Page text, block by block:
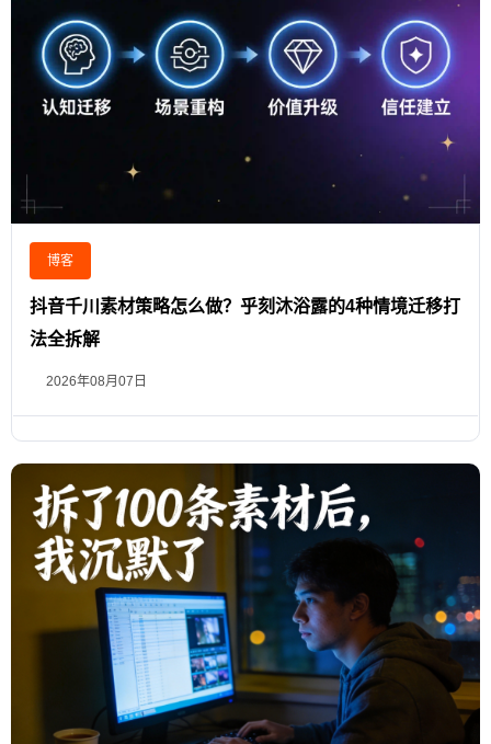
博客
抖音千川素材策略怎么做？乎刻沐浴露的4种情境迁移打
法全拆解
2026年08月07日